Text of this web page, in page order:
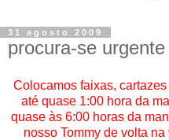
31 agosto 2009
procura-se
Colocamos faixas,
até quase 1:00 hora da
quase às 6:00 horas da
nosso Tommy de volta